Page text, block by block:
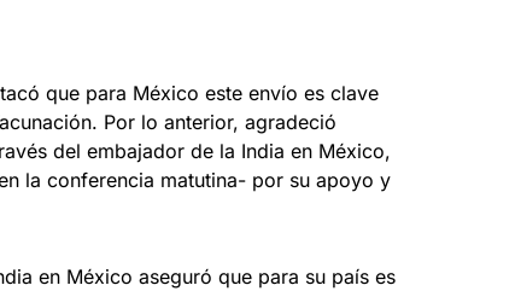
que para México este envío es clave
Por lo anterior, agradeció
del embajador de la India en México,
la conferencia matutina- por su apoyo y
en México aseguró que para su país es